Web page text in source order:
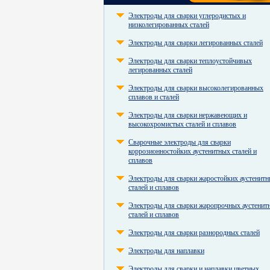
Электроды для сварки углеродистых и
низколегированных сталей
Электроды для сварки легированных сталей
Электроды для сварки теплоустойчивых
легированных сталей
Электроды для сварки высоколегированных
сплавов и сталей
Электроды для сварки нержавеющих и
высокохромистых сталей и сплавов
Сварочные электроды для сварки
коррозионностойких аустенитных сталей и
сплавов
Электроды для сварки жаростойких
сталей и сплавов
Электроды для сварки жаропрочных
сталей и сплавов
Электроды для сварки разнородных сталей
Электроды для наплавки